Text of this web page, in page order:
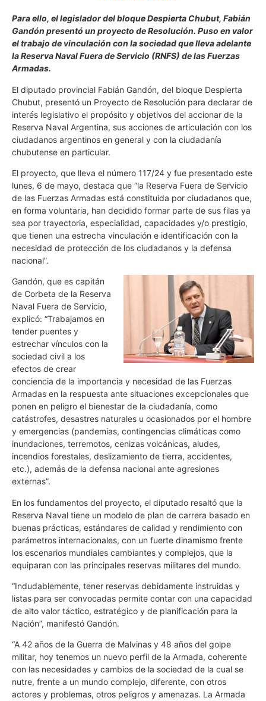
Para ello, el legislador del bloque Despierta Chubut, Fabián
Gandón presentó un proyecto de Resolución. Puso en valor
el trabajo de vinculación con la sociedad que lleva adelante
la Reserva Naval Fuera de Servicio (RNFS) de las Fuerzas
Armadas.
El diputado provincial Fabián Gandón, del bloque Despierta
Chubut, presentó un Proyecto de Resolución para declarar de
interés legislativo el propósito y objetivos del accionar de la
Reserva Naval Argentina, sus acciones de articulación con los
ciudadanos argentinos en general y con la ciudadanía
chubutense en particular.
El proyecto, que lleva el número 117/24 y fue presentado este
lunes, 6 de mayo, destaca que “la Reserva Fuera de Servicio
de las Fuerzas Armadas está constituida por ciudadanos que,
en forma voluntaria, han decidido formar parte de sus filas ya
sea por trayectoria, especialidad, capacidades y/o prestigio,
que tienen una estrecha vinculación e identificación con la
necesidad de protección de los ciudadanos y la defensa
nacional”.
Gandón, que es capitán
de Corbeta de la Reserva
Naval Fuera de Servicio,
explicó: “Trabajamos en
tender puentes y
estrechar vínculos con la
sociedad civil a los
efectos de crear
conciencia de la importancia y necesidad de las Fuerzas
Armadas en la respuesta ante situaciones excepcionales que
ponen en peligro el bienestar de la ciudadanía, como
catástrofes, desastres naturales u ocasionados por el hombre
y emergencias (pandemias, contingencias climáticas como
inundaciones, terremotos, cenizas volcánicas, aludes,
incendios forestales, deslizamiento de tierra, accidentes,
etc.), además de la defensa nacional ante agresiones
externas”.
En los fundamentos del proyecto, el diputado resaltó que la
Reserva Naval tiene un modelo de plan de carrera basado en
buenas prácticas, estándares de calidad y rendimiento con
parámetros internacionales, con un fuerte dinamismo frente
los escenarios mundiales cambiantes y complejos, que la
equiparan con las principales reservas militares del mundo.
“Indudablemente, tener reservas debidamente instruidas y
listas para ser convocadas permite contar con una capacidad
de alto valor táctico, estratégico y de planificación para la
Nación”, manifestó Gandón.
“A 42 años de la Guerra de Malvinas y 48 años del golpe
militar, hoy tenemos un nuevo perfil de la Armada, coherente
con las necesidades y cambios de la sociedad de la cual se
nutre, frente a un mundo complejo, diferente, con otros
actores y problemas, otros peligros y amenazas. La Armada